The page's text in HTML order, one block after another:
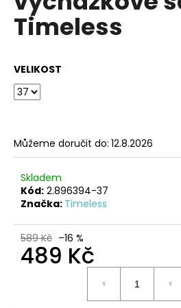
z
5
hvězdiček.
Timeless
VELIKOST
Můžeme doručit do: 12.8.2026
Skladem
Kód: 2.896394-37
Značka: Timeless
589 Kč –16 %
489 Kč
u
m
e
ZDRAVOTNÍ
SHOES
199